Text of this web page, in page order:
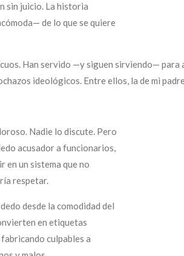
sin juicio. La historia
de lo que se quiere
Han servido —y siguen sirviendo—
ideológicos. Entre ellos, la de mi
Nadie lo discute. Pero
acusador a funcionarios,
en un sistema que no
respetar.
desde la comodidad del
en etiquetas
culpables a